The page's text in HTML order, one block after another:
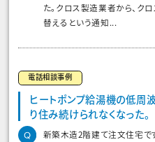
た。クロス製造業者から、ク
替えるという通知...
電話相談事例
ヒートポンプ給湯機の低周
り住み続けられなくなった。
新築木造2階建て注文住宅で